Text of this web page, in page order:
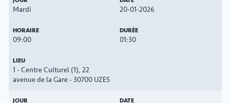
Mardi 20-01-2026
09:00 01:30
1 - Centre Culturel (1), 22
avenue de la Gare - 30700 UZES